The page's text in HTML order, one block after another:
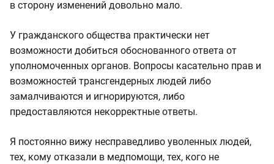
в сторону изменений довольно мало.
У гражданского общества практически нет
возможности добиться обоснованного ответа от
уполномоченных органов. Вопросы касательно прав и
возможностей трансгендерных людей либо
замалчиваются и игнорируются, либо
предоставляются некорректные ответы.
Я постоянно вижу несправедливо уволенных людей,
тех, кому отказали в медпомощи, тех, кого не